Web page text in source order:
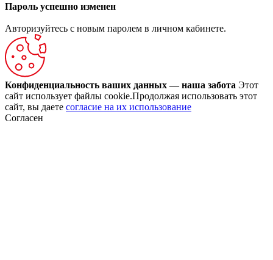
Пароль успешно изменен
Авторизуйтесь с новым паролем в личном кабинете.
Конфиденциальность ваших данных — наша забота Этот
сайт использует файлы cookie.Продолжая использовать этот
сайт, вы даете согласие на их использование
Согласен